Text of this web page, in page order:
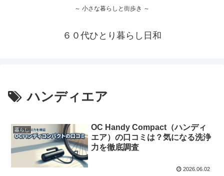
～ 小さな暮らしと街歩き ～
６０代ひとり暮らし日和
ハンディエア
暮らし
OC Handy Compact（ハンディ
エア）の口コミは？気になる洗浄
力を徹底調査
2026.06.02